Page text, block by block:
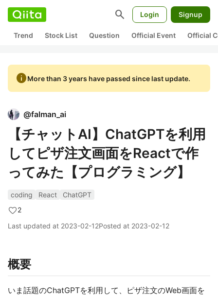
search Login Signup
Trend Stock List Question Official Event Official
infoMore than 3 years have passed since last update.
@falman_ai
【チャットAI】ChatGPTを利用
してピザ注文画面をReactで作
ってみた【プログラミング】
coding React
ChatGPT
2
Last updated at 2023-02-12Posted at 2023-02-12
概要
いま話題のChatGPTを利用して、ピザ注文のWeb画面を